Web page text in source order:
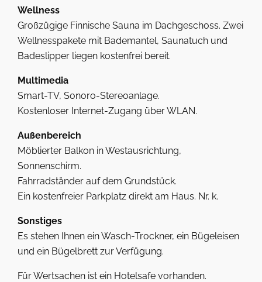
Wellness
Großzügige Finnische Sauna im Dachgeschoss. Zwei
Wellnesspakete mit Bademantel, Saunatuch und
Badeslipper liegen kostenfrei bereit.
Multimedia
Smart-TV, Sonoro-Stereoanlage.
Kostenloser Internet-Zugang über WLAN.
Außenbereich
Möblierter Balkon in Westausrichtung,
Sonnenschirm.
Fahrradständer auf dem Grundstück.
Ein kostenfreier Parkplatz direkt am Haus. Nr. k.
Sonstiges
Es stehen Ihnen ein Wasch-Trockner, ein Bügeleisen
und ein Bügelbrett zur Verfügung.
Für Wertsachen ist ein Hotelsafe vorhanden.